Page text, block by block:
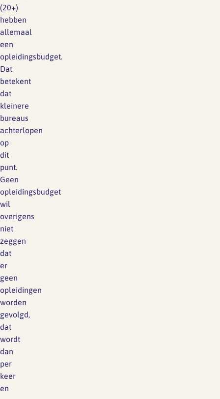
(20+)
hebben
allemaal
een
opleidingsbudget.
Dat
betekent
dat
kleinere
bureaus
achterlopen
op
dit
punt.
Geen
opleidingsbudget
wil
overigens
niet
zeggen
dat
er
geen
opleidingen
worden
gevolgd,
dat
wordt
dan
per
keer
en